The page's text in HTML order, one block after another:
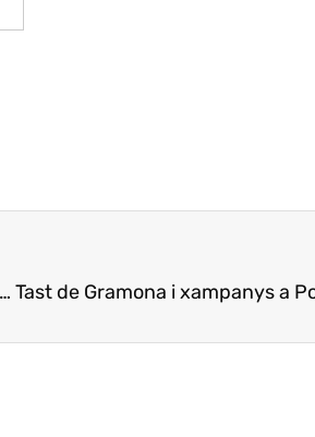
Tast de Gramona i xampanys a